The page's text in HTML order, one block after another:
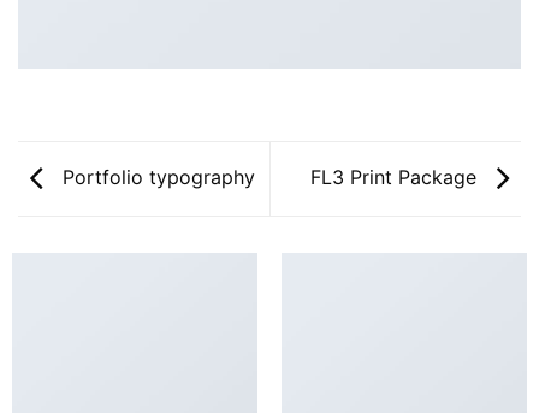
Portfolio typography FL3 Print Package